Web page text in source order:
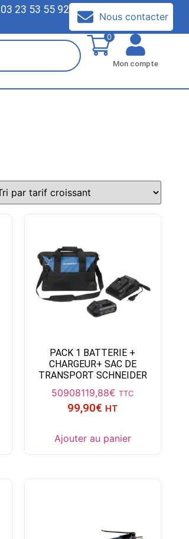
03 23 53 55 92
Nous contacter
0
Mon compte
PACK 1 BATTERIE +
CHARGEUR+ SAC DE
TRANSPORT SCHNEIDER
50908119,88€ TTC
99,90€ HT
Ajouter au panier